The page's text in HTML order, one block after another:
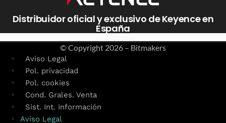
Distribuidor oficial y exclusivo de Keyence en
España
© Copyright 2026 – Bitmakers
Aviso Legal
Pol. privacidad
Pol. cookies
Cond. Grales. Venta
Sist. Int. Información
Aviso Legal